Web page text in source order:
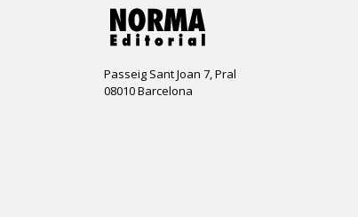
Passeig Sant Joan 7, Pral
08010 Barcelona